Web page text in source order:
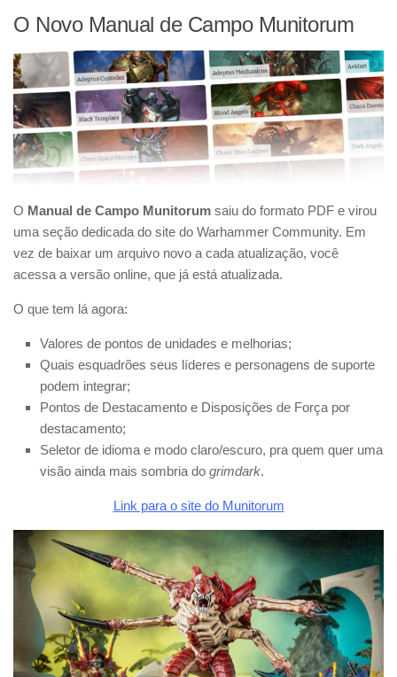
O Novo Manual de Campo Munitorum
O Manual de Campo Munitorum saiu do formato PDF e virou
uma seção dedicada do site do Warhammer Community. Em
vez de baixar um arquivo novo a cada atualização, você
acessa a versão online, que já está atualizada.
O que tem lá agora:
Valores de pontos de unidades e melhorias;
Quais esquadrões seus líderes e personagens de suporte
podem integrar;
Pontos de Destacamento e Disposições de Força por
destacamento;
Seletor de idioma e modo claro/escuro, pra quem quer uma
visão ainda mais sombria do grimdark.
Link para o site do Munitorum